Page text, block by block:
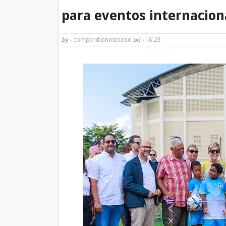
para eventos
by - compendionoticioso on - 16:28